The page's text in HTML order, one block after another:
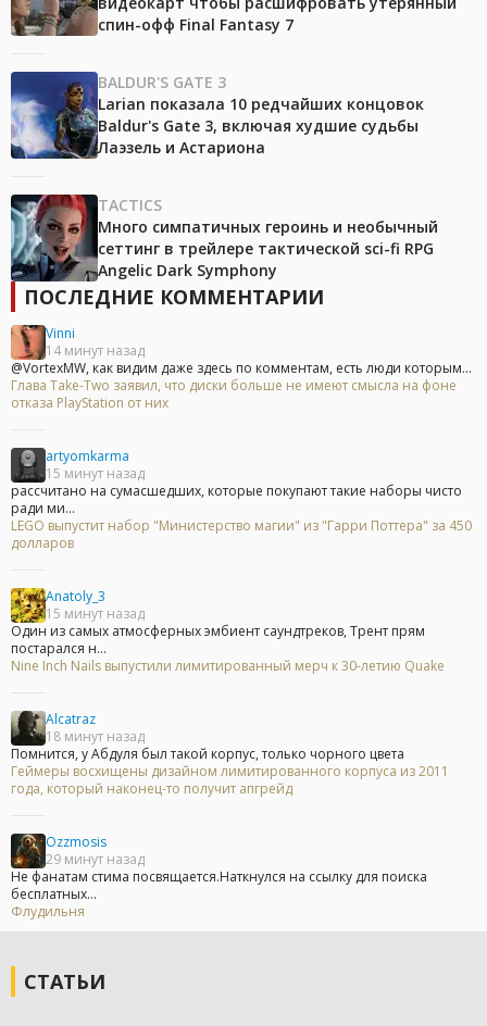
спин-офф Final Fantasy 7
BALDUR'S GATE 3
Larian показала 10 редчайших концовок
Baldur's Gate 3, включая худшие судьбы
Лаэзель и Астариона
TACTICS
Много симпатичных героинь и необычный
сеттинг в трейлере тактической sci-fi RPG
Angelic Dark Symphony
ПОСЛЕДНИЕ КОММЕНТАРИИ
Vinni
14 минут назад
@VortexMW, как видим даже здесь по комментам, есть люди которым...
Глава Take-Two заявил, что диски больше не имеют смысла на фоне
отказа PlayStation от них
artyomkarma
15 минут назад
рассчитано на сумасшедших, которые покупают такие наборы чисто
ради ми...
LEGO выпустит набор "Министерство магии" из "Гарри Поттера" за 450
долларов
Anatoly_3
15 минут назад
Один из самых атмосферных эмбиент саундтреков, Трент прям
постарался н...
Nine Inch Nails выпустили лимитированный мерч к 30-летию Quake
Alcatraz
18 минут назад
Помнится, у Абдуля был такой корпус, только чорного цвета
Геймеры восхищены дизайном лимитированного корпуса из 2011
года, который наконец-то получит апгрейд
Ozzmosis
29 минут назад
Не фанатам стима посвящается.Наткнулся на ссылку для поиска
бесплатных...
Флудильня
СТАТЬИ